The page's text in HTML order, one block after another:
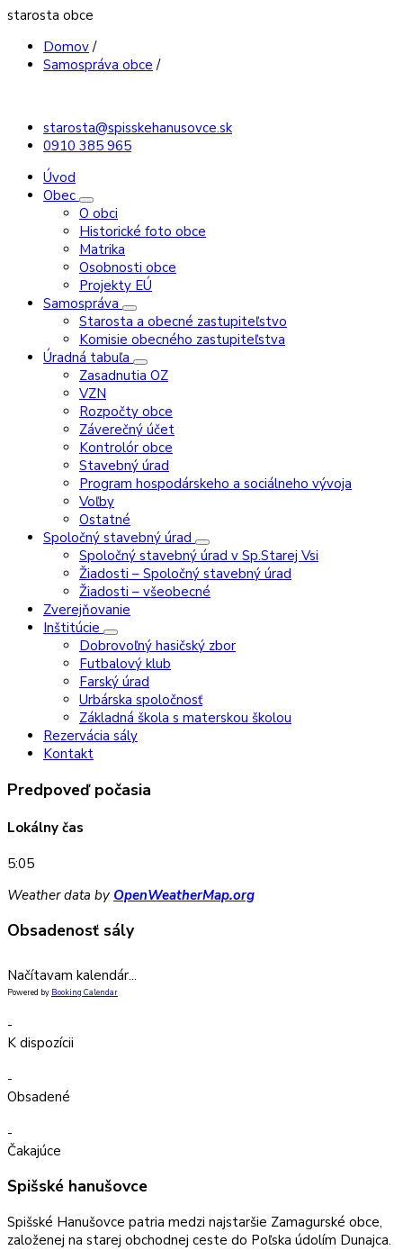
starosta obce
Domov /
Samospráva obce /
starosta@spisskehanusovce.sk
0910 385 965
Úvod
Obec
O obci
Historické foto obce
Matrika
Osobnosti obce
Projekty EÚ
Samospráva
Starosta a obecné zastupiteľstvo
Komisie obecného zastupiteľstva
Úradná tabuľa
Zasadnutia OZ
VZN
Rozpočty obce
Záverečný účet
Kontrolór obce
Stavebný úrad
Program hospodárskeho a sociálneho vývoja
Voľby
Ostatné
Spoločný stavebný úrad
Spoločný stavebný úrad v Sp.Starej Vsi
Žiadosti – Spoločný stavebný úrad
Žiadosti – všeobecné
Zverejňovanie
Inštitúcie
Dobrovoľný hasičský zbor
Futbalový klub
Farský úrad
Urbárska spoločnosť
Základná škola s materskou školou
Rezervácia sály
Kontakt
Predpoveď počasia
Lokálny čas
5:05
Weather data by OpenWeatherMap.org
Obsadenosť sály
Načítavam kalendár...
Powered by Booking Calendar
-
K dispozícii
-
Obsadené
-
Čakajúce
Spišské hanušovce
Spišské Hanušovce patria medzi najstaršie Zamagurské obce,
založenej na starej obchodnej ceste do Poľska údolím Dunajca.